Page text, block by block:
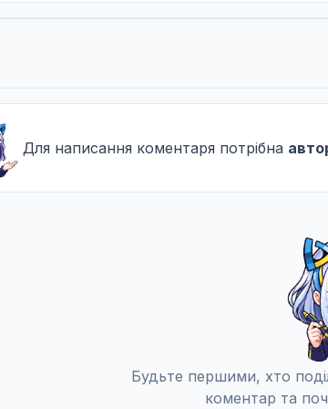
Для написання коментаря потрібна
Будьте першими, хто
коментар та